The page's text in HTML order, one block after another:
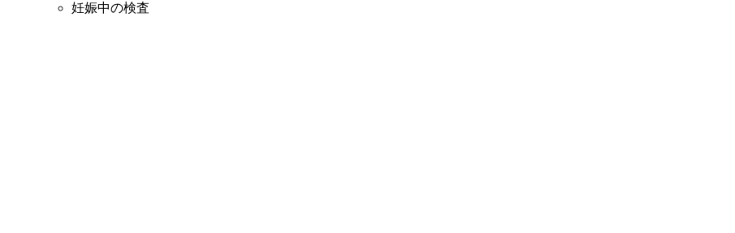
妊娠中の検査